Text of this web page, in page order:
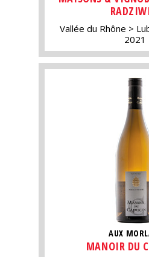
Vallée du Rhône
2021
AUX
MANOIR DU